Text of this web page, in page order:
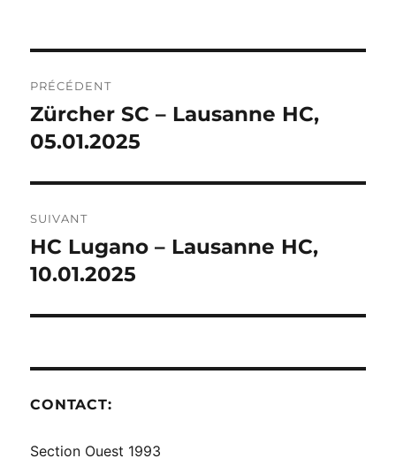
DE
L’ARTICLE
PRÉCÉDENT
Publication
précédente :
Zürcher SC – Lausanne HC,
05.01.2025
SUIVANT
Publication
suivante :
HC Lugano – Lausanne HC,
10.01.2025
CONTACT:
Section Ouest 1993